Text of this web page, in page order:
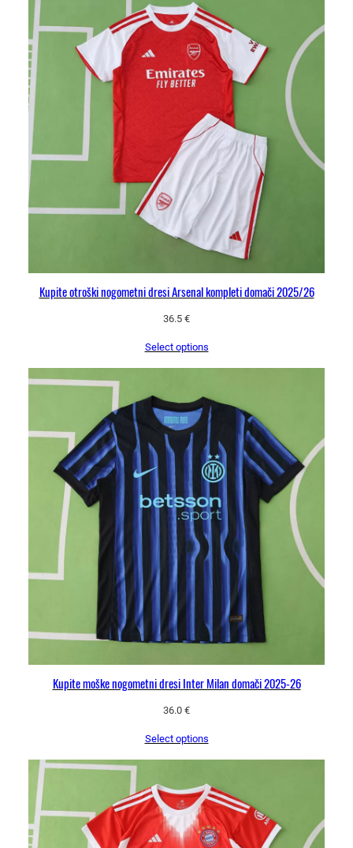
i
č
i
n
a
Kupite otroški nogometni dresi Arsenal kompleti domači 2025/26
36.5 €
Select options
Kupite moške nogometni dresi Inter Milan domači 2025-26
36.0 €
Select options